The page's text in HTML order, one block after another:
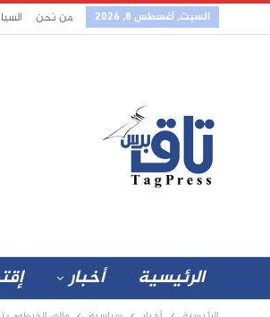
السبت, أغسطس 8, 2026 من نحن
الرئيسية أخبار